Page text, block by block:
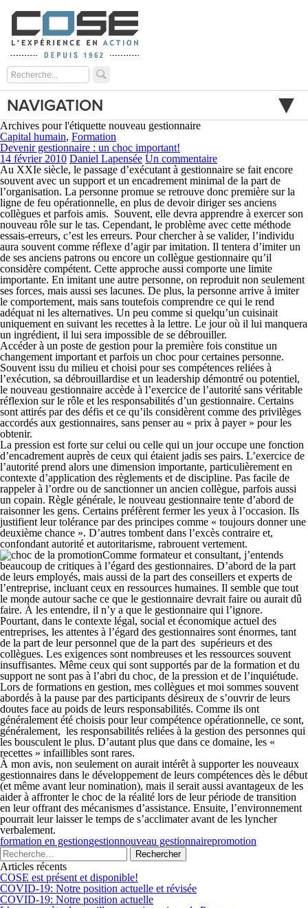
NAVIGATION
Archives pour l'étiquette nouveau gestionnaire
Capital humain, Formation
Devenir gestionnaire : un choc important!
14 février 2010 Daniel Lapensée Un commentaire
Au XXIe siècle, le passage d’exécutant à gestionnaire se fait encore
souvent avec un support et un encadrement minimal de la part de
l’organisation. La personne promue se retrouve donc première sur la
ligne de feu opérationnelle, en plus de devoir diriger ses anciens
collègues et parfois amis. Souvent, elle devra apprendre à exercer son
nouveau rôle sur le tas. Cependant, le problème avec cette méthode
essais-erreurs, c’est les erreurs. Pour chercher à se valider, l’individu
aura souvent comme réflexe d’agir par imitation. Il tentera d’imiter un
de ses anciens patrons ou encore un collègue gestionnaire qu’il
considère compétent. Cette approche aussi comporte une limite
importante. En imitant une autre personne, on reproduit non seulement
ses forces, mais aussi ses lacunes. De plus, la personne arrive à imiter
le comportement, mais sans toutefois comprendre ce qui le rend
adéquat ni les alternatives. Un peu comme si quelqu’un cuisinait
uniquement en suivant les recettes à la lettre. Le jour où il lui manquera
un ingrédient, il lui sera impossible de se débrouiller.
Accéder à un poste de gestion pour la première fois constitue un
changement important et parfois un choc pour certaines personne.
Souvent issu du milieu et choisi pour ses compétences reliées à
l’exécution, sa débrouillardise et un leadership démontré ou potentiel,
le nouveau gestionnaire accède à l’exercice de l’autorité sans véritable
réflexion sur le rôle et les responsabilités d’un gestionnaire. Certains
sont attirés par des défis et ce qu’ils considèrent comme des privilèges
accordés aux gestionnaires, sans penser au « prix à payer » pour les
obtenir.
La pression est forte sur celui ou celle qui un jour occupe une fonction
d’encadrement auprès de ceux qui étaient jadis ses pairs. L’exercice de
l’autorité prend alors une dimension importante, particulièrement en
contexte d’application des règlements et de discipline. Pas facile de
rappeler à l’ordre ou de sanctionner un ancien collègue, parfois aussi
un copain. Règle générale, le nouveau gestionnaire tente d’abord de
raisonner les gens. Certains préfèrent fermer les yeux à l’occasion. Ils
justifient leur tolérance par des principes comme « toujours donner une
deuxième chance ». D’autres tombent dans l’excès contraire et,
confondant autorité et autoritarisme, rabrouent vertement.
Comme formateur et consultant, j’entends
beaucoup de critiques à l’égard des gestionnaires. D’abord de la part
de leurs employés, mais aussi de la part des conseillers et experts de
l’entreprise, incluant ceux en ressources humaines. Il semble que tout
le monde autour sache ce que le gestionnaire devrait faire ou aurait dû
faire. À les entendre, il n’y a que le gestionnaire qui l’ignore.
Pourtant, dans le contexte légal, social et économique actuel des
entreprises, les attentes à l’égard des gestionnaires sont énormes, tant
de la part de leur personnel que de la part des supérieurs et des
collègues. Les exigences sont nombreuses et les ressources souvent
insuffisantes. Même ceux qui sont supportés par de la formation et du
support ne sont pas à l’abri du choc, de la pression et de l’inquiétude.
Lors de formations en gestion, mes collègues et moi sommes souvent
abordés à la pause par des participants désireux de s’ouvrir de leurs
doutes face au poids de leurs responsabilités. Comme ils ont
généralement été choisis pour leur compétence opérationnelle, ce sont,
généralement, les responsabilités reliées à la gestion des personnes qui
les bousculent le plus. D’autant plus que dans ce domaine, les «
recettes » infaillibles sont rares.
À mon avis, non seulement on aurait intérêt à supporter les nouveaux
gestionnaires dans le développement de leurs compétences dès le début
(et même avant leur nomination), mais il serait aussi avantageux de les
aider à affronter le choc de la réalité lors de leur période de transition
en leur offrant des mécanismes d’assistance. Ensuite, l’environnement
pourrait leur laisser le temps de s’acclimater avant de les lyncher
verbalement.
formation en gestiongestionnouveau gestionnairepromotion
Articles récents
COSE est présent et disponible!
COVID-19: Notre position actuelle et révisée
COVID-19: Notre position actuelle